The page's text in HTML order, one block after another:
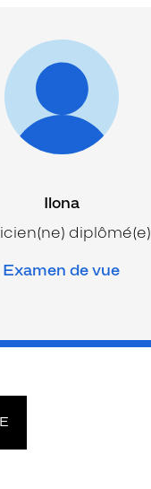
Ilona
diplômé(e)
Examen de vue